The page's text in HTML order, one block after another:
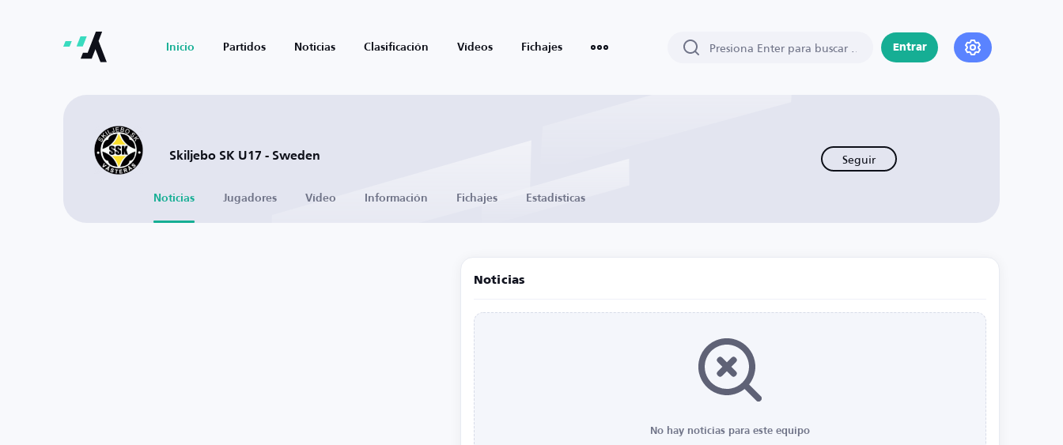
Inicio Partidos Noticias Clasificación Vídeos Fichajes Entrar
Skiljebo SK U17 - Sweden Seguir
Noticias Jugadores Vídeo Información Fichajes Estadísticas
Noticias
No hay noticias para este equipo